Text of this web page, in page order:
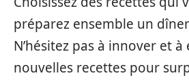
préparez ensemble un
N’hésitez pas à innover et à
nouvelles recettes pour